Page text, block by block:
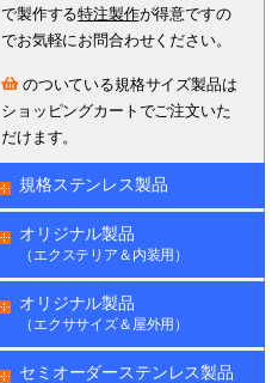
で製作する特注製作が得意ですの
でお気軽にお問合わせください。
のついている規格サイズ製品は
ショッピングカートでご注文いた
だけます。
規格ステンレス製品
オリジナル製品
（エクステリア＆内装用）
オリジナル製品
（エクササイズ＆屋外用）
セミオーダーステンレス製品